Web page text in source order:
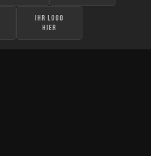
Ihr Logo
hier